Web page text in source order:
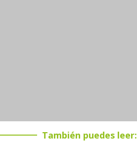
También puedes leer: